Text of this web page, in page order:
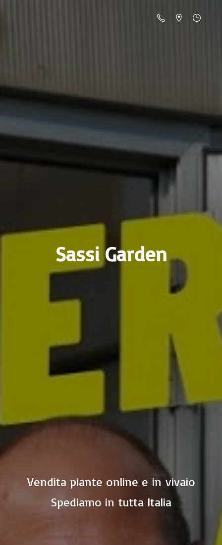
Sassi Garden
Vendita piante online e in vivaio
Spediamo in tutta Italia